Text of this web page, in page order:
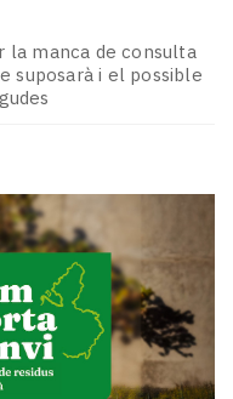
la manca de consulta
suposarà i el possible